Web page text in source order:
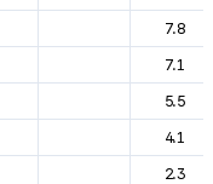
7.8
7.1
5.5
4.1
2.3